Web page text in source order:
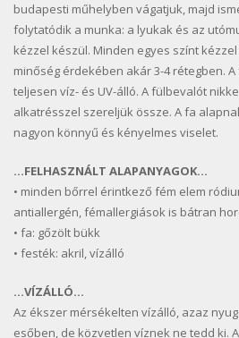
budapesti műhelyben vágatjuk, majd
folytatódik a munka: a lyukak és az
kézzel készül. Minden egyes színt
minőség érdekében akár 3-4 rétegben.
teljesen víz- és UV-álló. A fülbevalót
alkatrésszel szereljük össze. A fa
nagyon könnyű és kényelmes viselet.
…FELHASZNÁLT ALAPANYAGOK…
• minden bőrrel érintkező fém elem
antiallergén, fémallergiások is bátran
• fa: gőzölt bükk
• festék: akril, vízálló
…VÍZÁLLÓ…
Az ékszer mérsékelten vízálló, azaz
esőben, de közvetlen víznek ne tedd ki.